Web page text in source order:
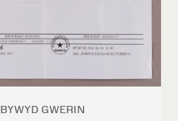
BYWYD GWERIN